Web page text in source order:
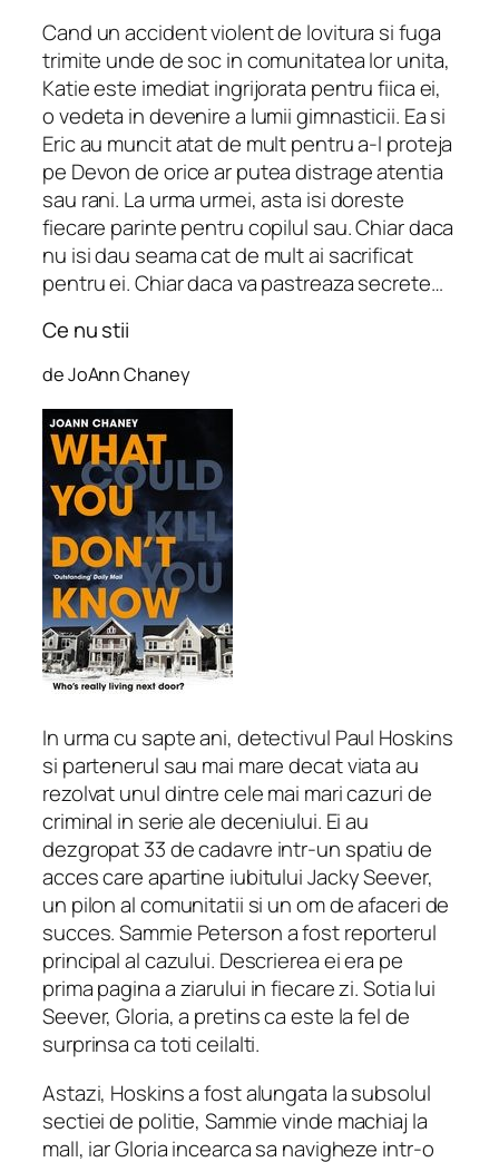
Cand un accident violent de lovitura si fuga
trimite unde de soc in comunitatea lor unita,
Katie este imediat ingrijorata pentru fiica ei,
o vedeta in devenire a lumii gimnasticii. Ea si
Eric au muncit atat de mult pentru a-l proteja
pe Devon de orice ar putea distrage atentia
sau rani. La urma urmei, asta isi doreste
fiecare parinte pentru copilul sau. Chiar daca
nu isi dau seama cat de mult ai sacrificat
pentru ei. Chiar daca va pastreaza secrete…
Ce nu stii
de JoAnn Chaney
In urma cu sapte ani, detectivul Paul Hoskins
si partenerul sau mai mare decat viata au
rezolvat unul dintre cele mai mari cazuri de
criminal in serie ale deceniului. Ei au
dezgropat 33 de cadavre intr-un spatiu de
acces care apartine iubitului Jacky Seever,
un pilon al comunitatii si un om de afaceri de
succes. Sammie Peterson a fost reporterul
principal al cazului. Descrierea ei era pe
prima pagina a ziarului in fiecare zi. Sotia lui
Seever, Gloria, a pretins ca este la fel de
surprinsa ca toti ceilalti.
Astazi, Hoskins a fost alungata la subsolul
sectiei de politie, Sammie vinde machiaj la
mall, iar Gloria incearca sa navigheze intr-o